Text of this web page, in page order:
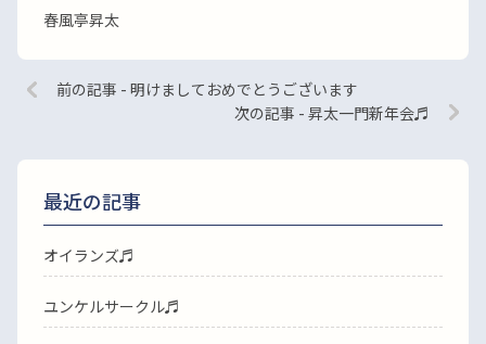
春風亭昇太
前の記事 - 明けましておめでとうございます
次の記事 - 昇太一門新年会♬
最近の記事
オイランズ♬
ユンケルサークル♬